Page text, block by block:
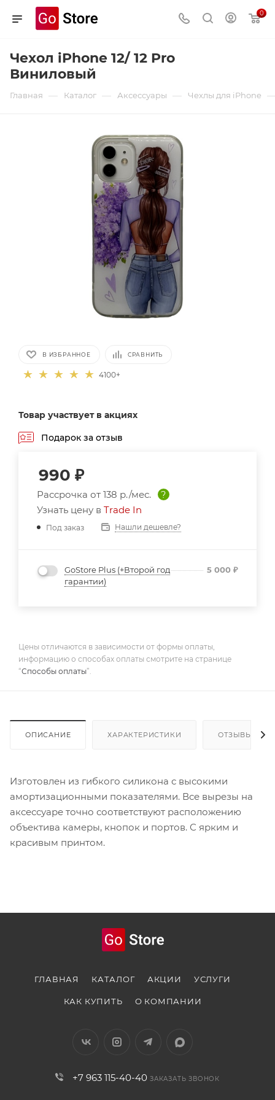
0
Чехол iPhone 12/ 12 Pro
Виниловый
Главная — Каталог — Аксессуары — Чехлы для iPhone
В ИЗБРАННОЕ СРАВНИТЬ
4100+
Товар участвует в акциях
Подарок за отзыв
990 ₽
Рассрочка от 138 р./мес.
?
Узнать цену в Trade In
Под заказ Нашли дешевле?
GoStore Plus (+Второй год
гарантии)
5 000 ₽
Цены отличаются в зависимости от формы оплаты,
информацию о способах оплаты смотрите на странице
“Способы оплаты”.
ОПИСАНИЕ ХАРАКТЕРИСТИКИ ОТЗЫВЫ
Изготовлен из гибкого силикона с высокими
амортизационными показателями. Все вырезы на
аксессуаре точно соответствуют расположению
объектива камеры, кнопок и портов. С ярким и
красивым принтом.
ГЛАВНАЯ КАТАЛОГ АКЦИИ УСЛУГИ
КАК КУПИТЬ О КОМПАНИИ
+7 963 115-40-40 ЗАКАЗАТЬ ЗВОНОК